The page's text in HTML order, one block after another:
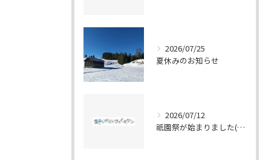
2026/07/25
夏休みのお知らせ
2026/07/12
祇園祭が始まりました(^^♪